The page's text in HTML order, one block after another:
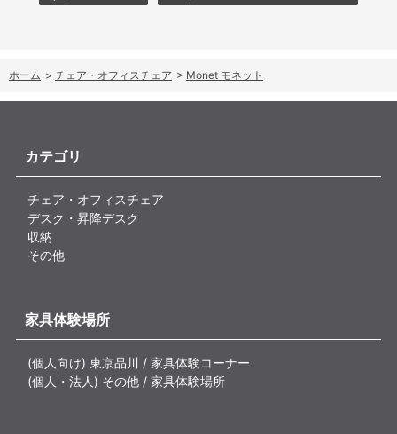
ホーム > チェア・オフィスチェア > Monet モネット
カテゴリ
チェア・オフィスチェア
デスク・昇降デスク
収納
その他
家具体験場所
(個人向け) 東京品川 / 家具体験コーナー
(個人・法人) その他 / 家具体験場所